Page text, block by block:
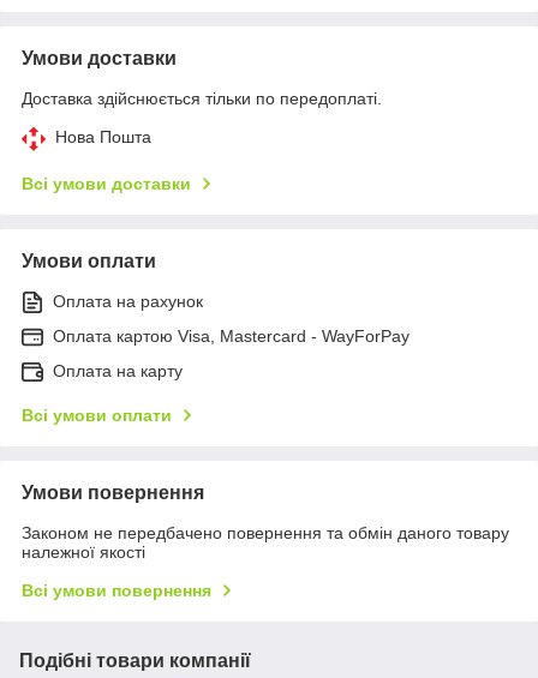
Умови доставки
Доставка здійснюється тільки по передоплаті.
Нова Пошта
Всі умови доставки
Умови оплати
Оплата на рахунок
Оплата картою Visa, Mastercard - WayForPay
Оплата на карту
Всі умови оплати
Умови повернення
Законом не передбачено повернення та обмін даного товару
належної якості
Всі умови повернення
Подібні товари компанії